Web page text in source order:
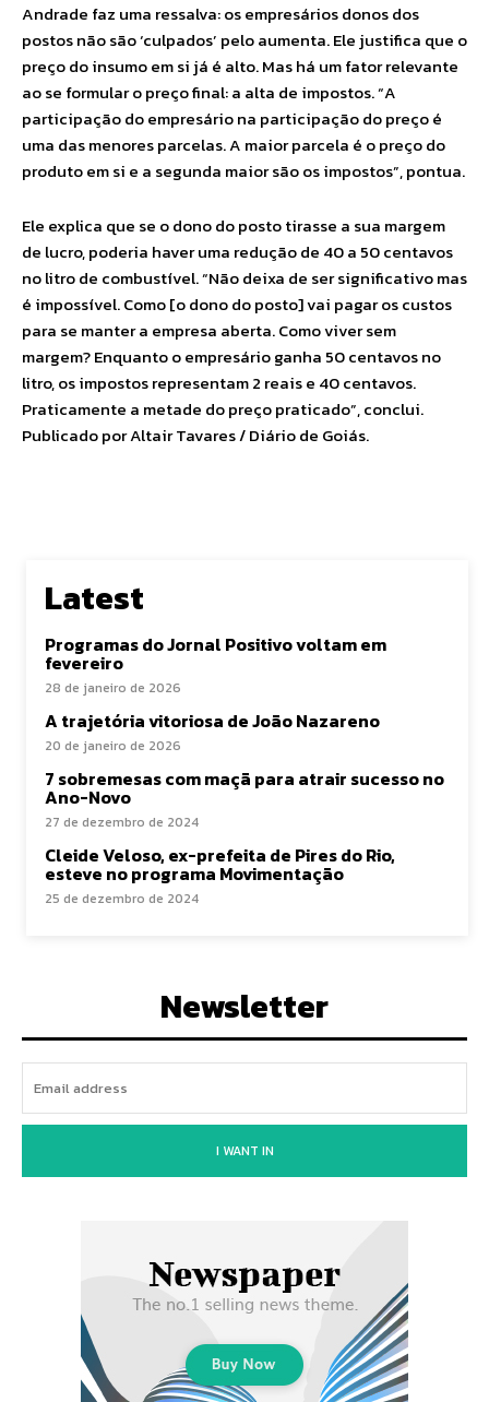
Andrade faz uma ressalva: os empresários donos dos
postos não são ‘culpados’ pelo aumenta. Ele justifica que o
preço do insumo em si já é alto. Mas há um fator relevante
ao se formular o preço final: a alta de impostos. “A
participação do empresário na participação do preço é
uma das menores parcelas. A maior parcela é o preço do
produto em si e a segunda maior são os impostos”, pontua.
Ele explica que se o dono do posto tirasse a sua margem
de lucro, poderia haver uma redução de 40 a 50 centavos
no litro de combustível. “Não deixa de ser significativo mas
é impossível. Como [o dono do posto] vai pagar os custos
para se manter a empresa aberta. Como viver sem
margem? Enquanto o empresário ganha 50 centavos no
litro, os impostos representam 2 reais e 40 centavos.
Praticamente a metade do preço praticado”, conclui.
Publicado por Altair Tavares / Diário de Goiás.
Latest
Programas do Jornal Positivo voltam em
fevereiro
28 de janeiro de 2026
A trajetória vitoriosa de João Nazareno
20 de janeiro de 2026
7 sobremesas com maçã para atrair sucesso no
Ano-Novo
27 de dezembro de 2024
Cleide Veloso, ex-prefeita de Pires do Rio,
esteve no programa Movimentação
25 de dezembro de 2024
Newsletter
I WANT IN